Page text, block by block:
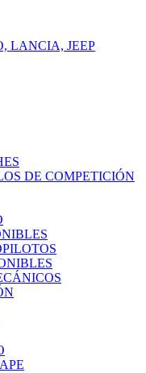
LANCIA, JEEP
DE COMPETICIÓN